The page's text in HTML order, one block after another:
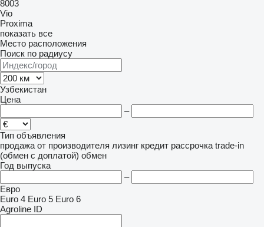
8003
Vio
Proxima
показать все
Место расположения
Поиск по радиусу
Узбекистан
Цена
–
Тип объявления
продажа от производителя лизинг кредит рассрочка trade-in
(обмен с доплатой) обмен
Год выпуска
–
Евро
Euro 4 Euro 5 Euro 6
Agroline ID